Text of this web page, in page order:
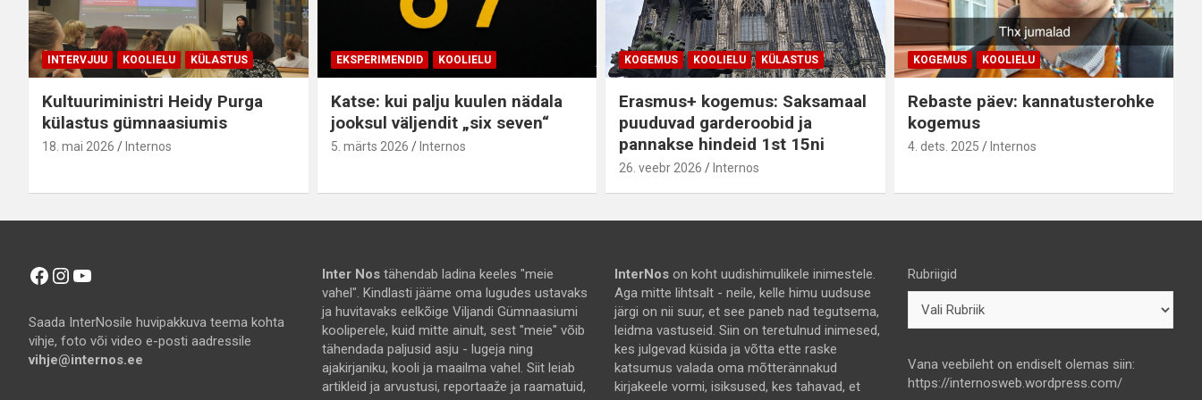
INTERVJUU KOOLIELU KÜLASTUS
Kultuuriministri Heidy Purga
külastus gümnaasiumis
18. mai 2026 Internos
EKSPERIMENDID KOOLIELU
Katse: kui palju kuulen nädala
jooksul väljendit „six seven“
5. märts 2026 Internos
KOGEMUS KOOLIELU KÜLASTUS
Erasmus+ kogemus: Saksamaal
puuduvad garderoobid ja
pannakse hindeid 1st 15ni
26. veebr 2026 Internos
KOGEMUS KOOLIELU
Rebaste päev: kannatusterohke
kogemus
4. dets. 2025 Internos
Facebook
Instagram
YouTube
Saada InterNosile huvipakkuva teema kohta
vihje, foto või video e-posti aadressile
vihje@internos.ee
Inter Nostähendab ladina keeles "meie
vahel". Kindlasti jääme oma lugudes ustavaks
ja huvitavaks eelkõige Viljandi Gümnaasiumi
kooliperele, kuid mitte ainult, sest "meie" võib
tähendada paljusid asju - lugeja ning
ajakirjaniku, kooli ja maailma vahel. Siit leiab
artikleid ja arvustusi, reportaaže ja raamatuid,
InterNos on koht uudishimulikele inimestele.
Aga mitte lihtsalt - neile, kelle himu uudsuse
järgi on nii suur, et see paneb nad tegutsema,
leidma vastuseid. Siin on teretulnud inimesed,
kes julgevad küsida ja võtta ette raske
katsumus valada oma mõtterännakud
kirjakeele vormi, isiksused, kes tahavad, et
Rubriigid
Vana veebileht on endiselt olemas siin:
https://internosweb.wordpress.com/